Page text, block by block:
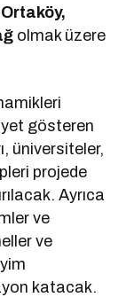
olmak üzere
gösteren
üniversiteler,
projede
Ayrıca
ve
ve
katacak.